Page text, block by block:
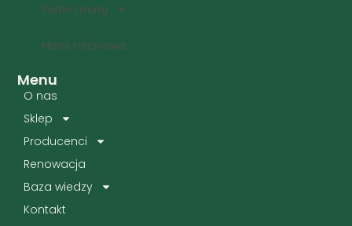
Menu
O nas
Sklep
Producenci
Renowacja
Baza wiedzy
Kontakt
Siatki i maty
Mata trzcinowa